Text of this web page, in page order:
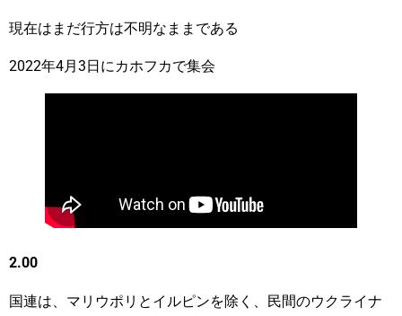
現在はまだ行方は不明なままである
2022年4月3日にカホフカで集会
2.00
国連は、マリウポリとイルピンを除く、民間のウクライナ